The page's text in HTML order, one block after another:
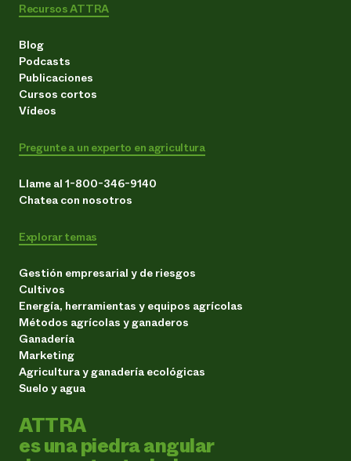
Recursos ATTRA
Blog
Podcasts
Publicaciones
Cursos cortos
Vídeos
Pregunte a un experto en agricultura
Llame al 1-800-346-9140
Chatea con nosotros
Explorar temas
Gestión empresarial y de riesgos
Cultivos
Energía, herramientas y equipos agrícolas
Métodos agrícolas y ganaderos
Ganadería
Marketing
Agricultura y ganadería ecológicas
Suelo y agua
ATTRA
es una piedra angular